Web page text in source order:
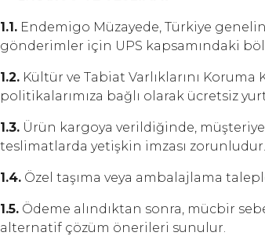
1.1. Endemigo Müzayede, Türkiye
gönderimler için UPS kapsamındaki
1.2. Kültür ve Tabiat Varlıklarını
politikalarımıza bağlı olarak ücretsiz
1.3. Ürün kargoya verildiğinde,
teslimatlarda yetişkin imzası zorunludur.
1.4. Özel taşıma veya ambalajlama
1.5. Ödeme alındıktan sonra, mücbir
alternatif çözüm önerileri sunulur.